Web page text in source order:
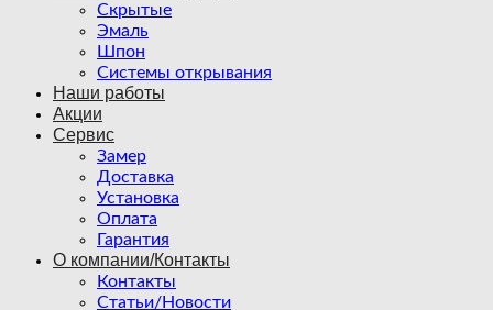
Скрытые
Эмаль
Шпон
Системы открывания
Наши работы
Акции
Сервис
Замер
Доставка
Установка
Оплата
Гарантия
О компании/Контакты
Контакты
Статьи/Новости